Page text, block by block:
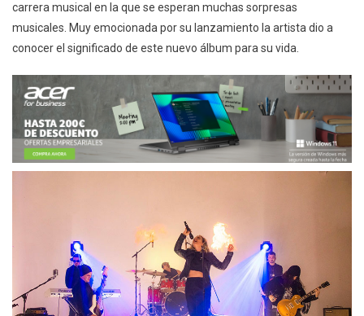
carrera musical en la que se esperan muchas sorpresas
musicales. Muy emocionada por su lanzamiento la artista dio a
conocer el significado de este nuevo álbum para su vida.